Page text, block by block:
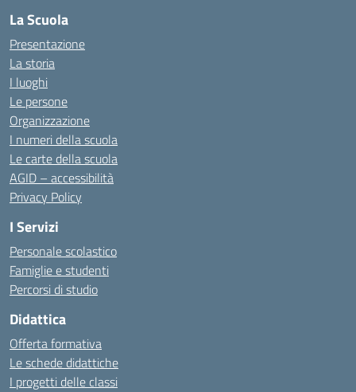
La Scuola
Presentazione
La storia
I luoghi
Le persone
Organizzazione
I numeri della scuola
Le carte della scuola
AGID – accessibilità
Privacy Policy
I Servizi
Personale scolastico
Famiglie e studenti
Percorsi di studio
Didattica
Offerta formativa
Le schede didattiche
I progetti delle classi